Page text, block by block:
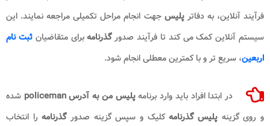
فرآیند آنلاین، به دفاترپلیسجهت انجام مراحل تکمیلی مراجعه نمایند. این
سیستم آنلاین کمک می کند تا فرآیند صدورگذرنامهبرای متقاضیانثبت نام
اربعین، سریع تر و با کمترین معطلی انجام شود.
در ابتدا افراد باید وارد برنامهپلیس من به آدرس policeman​
شده
و روی گزینه پلیس گذرنامهکلیک و سپس گزینه صدورگذرنامهرا انتخاب